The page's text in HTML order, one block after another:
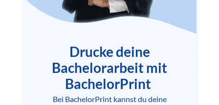
Drucke deine
Bachelorarbeit mit
BachelorPrint
Bei BachelorPrint kannst du deine